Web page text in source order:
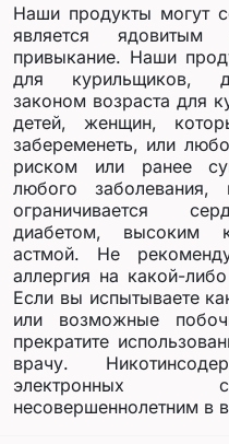
Наши продукты могут
является ядовитым
привыкание. Наши
для курильщиков,
законом возраста для
детей, женщин,
забеременеть, или
риском или ранее
любого
ограничивается
диабетом, высоким
астмой. Не
аллергия на какой-
Если вы испытываете
или возможные
прекратите
врачу.
электронных
несовершеннолетним в